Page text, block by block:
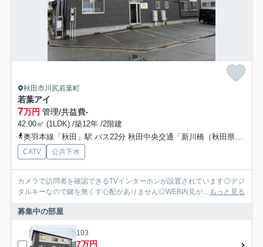
秋田市川尻若葉町
若葉アイ
7万円 管理/共益費-
42.00㎡ (1LDK) /築12年 /2階建
奥羽本線「秋田」駅 バス22分 秋田中央交通「新川橋（秋田県）」 停歩4分
CATV 公共下水
カメラで訪問者を確認できるTVインターホンが設置されています◎デジ
タルキーなので鍵を無くす心配がありません◎WEB内見が... もっと見る
募集中の部屋
103
7万円